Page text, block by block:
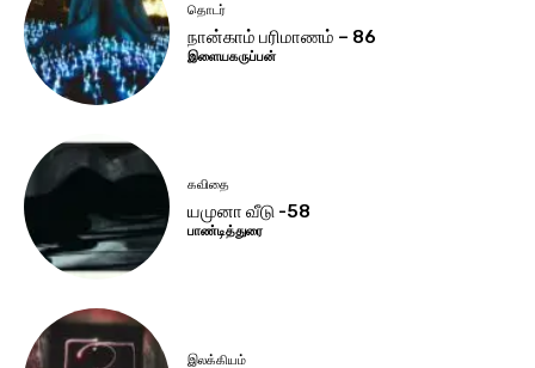
தொடர்
நான்காம் பரிமாணம் – 86
இளையகருப்பன்
கவிதை
யமுனா வீடு -58
பாண்டித்துரை
இலக்கியம்